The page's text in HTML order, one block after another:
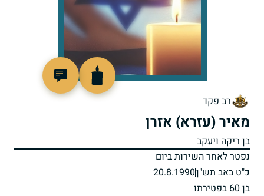
רב פקד
מאיר (עזרא) אזרן
בן ריקה ויעקב
נפטר לאחר השירות ביום
כ"ט באב תש"ן20.8.1990
בן 60 בפטירתו